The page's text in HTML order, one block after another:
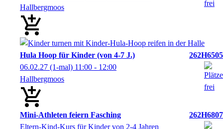
Hallbergmoos
Hula Hoop für Kinder (von 4-7 J.)
262H6505
06.02.27 (1-mal) 11:00 - 12:00
Hallbergmoos
Mini-Athleten feiern Fasching
262H6807
Eltern-Kind-Kurs für Kinder von 2-4 Jahren